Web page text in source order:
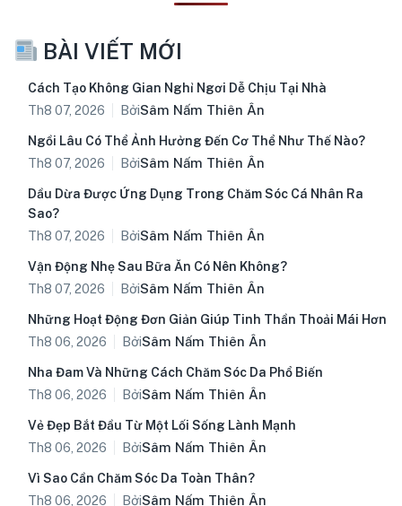
BÀI VIẾT MỚI
Cách Tạo Không Gian Nghỉ Ngơi Dễ Chịu Tại Nhà
Th8 07, 2026
BởiSâm Nấm Thiên Ân
Ngồi Lâu Có Thể Ảnh Hưởng Đến Cơ Thể Như Thế Nào?
Th8 07, 2026
BởiSâm Nấm Thiên Ân
Dầu Dừa Được Ứng Dụng Trong Chăm Sóc Cá Nhân Ra
Sao?
Th8 07, 2026
BởiSâm Nấm Thiên Ân
Vận Động Nhẹ Sau Bữa Ăn Có Nên Không?
Th8 07, 2026
BởiSâm Nấm Thiên Ân
Những Hoạt Động Đơn Giản Giúp Tinh Thần Thoải Mái Hơn
Th8 06, 2026
BởiSâm Nấm Thiên Ân
Nha Đam Và Những Cách Chăm Sóc Da Phổ Biến
Th8 06, 2026
BởiSâm Nấm Thiên Ân
Vẻ Đẹp Bắt Đầu Từ Một Lối Sống Lành Mạnh
Th8 06, 2026
BởiSâm Nấm Thiên Ân
Vì Sao Cần Chăm Sóc Da Toàn Thân?
Th8 06, 2026
BởiSâm Nấm Thiên Ân